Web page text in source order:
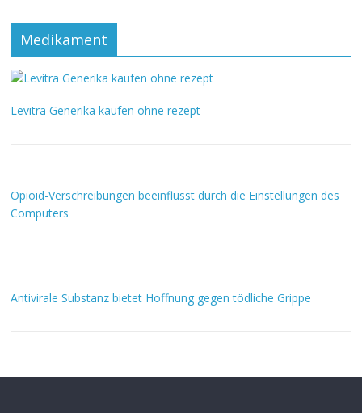
Medikament
Levitra Generika kaufen ohne rezept
Opioid-Verschreibungen beeinflusst durch die Einstellungen des
Computers
Antivirale Substanz bietet Hoffnung gegen tödliche Grippe